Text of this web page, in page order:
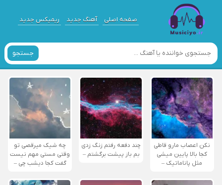
صفحه اصلی آهنگ جدید ریمیکس جدید
جستجو
نکن اعصاب مارو قاطی
کجا بالا پایین میشی
مثل پاناماتیک –
چند دفعه رفتم زنگ زدی
بم باز پیشت برگشتم –
چه شیک میرقصی تو
وقتی مستی مهم نیست
گفت کجا دیشب چی –